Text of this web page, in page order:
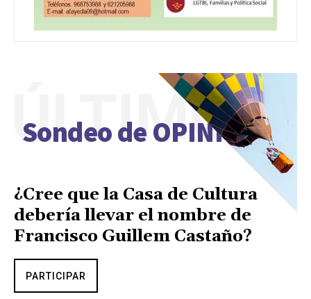
Sondeo de OPINIÓN
ÚLTIMO
¿Cree que la Casa de Cultura
debería llevar el nombre de
Francisco Guillem Castaño?
PARTICIPAR